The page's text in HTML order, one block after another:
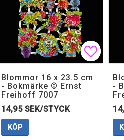
till i favoritlistan
till i favoritlistanLägg
Lägg
Blommor 16 x 23.5 cm
- Bokmärke © Ernst
Freihoff 7007
14,95 SEK/STYCK
KÖP
-